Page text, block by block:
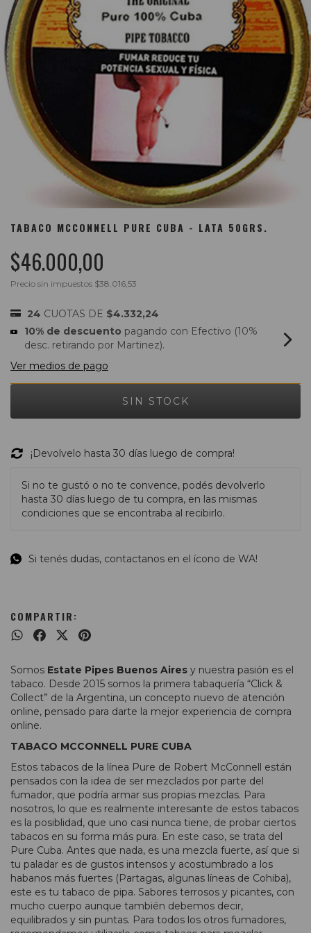
TABACO MCCONNELL PURE CUBA - LATA 50GRS.
$46.000,00
Precio sin impuestos $38.016,53
24 CUOTAS DE $4.332,24
10% de descuento pagando con Efectivo (10%
desc. retirando por Martinez).
Ver medios de pago
¡Devolvelo hasta 30 días luego de compra!
Si no te gustó o no te convence, podés devolverlo
hasta 30 días luego de tu compra, en las mismas
condiciones que se encontraba al recibirlo.
Si tenés dudas, contactanos en el ícono de WA!
COMPARTIR:
Somos Estate Pipes Buenos Aires y nuestra pasión es el
tabaco. Desde 2015 somos la primera tabaquería “Click &
Collect” de la Argentina, un concepto nuevo de atención
online, pensado para darte la mejor experiencia de compra
online.
TABACO MCCONNELL PURE CUBA
Estos tabacos de la línea Pure de Robert McConnell están
pensados con la idea de ser mezclados por parte del
fumador, que podría armar sus propias mezclas. Para
nosotros, lo que es realmente interesante de estos tabacos
es la posiblidad, que uno casi nunca tiene, de probar ciertos
tabacos en su forma más pura. En este caso, se trata del
Pure Cuba. Antes que nada, es una mezcla fuerte, así que si
tu paladar es de gustos intensos y acostumbrado a los
habanos más fuertes (Partagas, algunas líneas de Cohiba),
este es tu tabaco de pipa. Sabores terrosos y picantes, con
mucho cuerpo aunque también debemos decir,
equilibrados y sin puntas. Para todos los otros fumadores,